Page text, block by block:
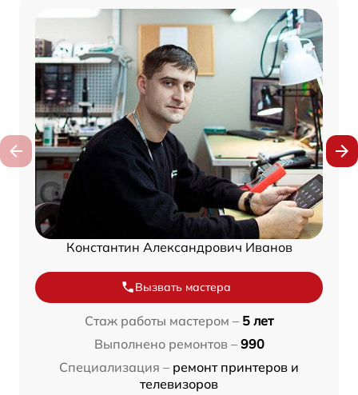
Константин Александрович Иванов
Вызвать мастера
Стаж работы мастером – 5 лет
Выполнено ремонтов – 990
Специализация – ремонт принтеров и
телевизоров